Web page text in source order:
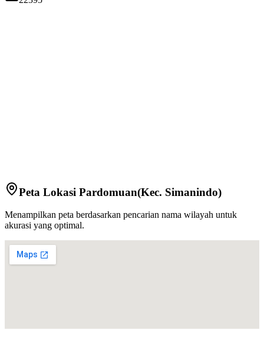
Peta Lokasi Pardomuan(Kec. Simanindo)
Menampilkan peta berdasarkan pencarian nama wilayah untuk
akurasi yang optimal.